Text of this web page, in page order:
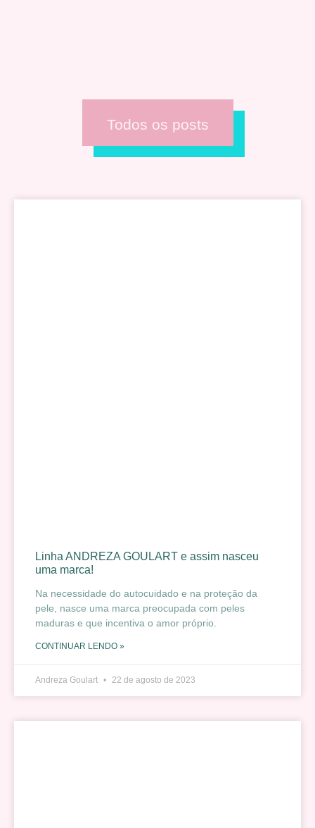
Todos os posts
Linha ANDREZA GOULART e assim nasceu
uma marca!
Na necessidade do autocuidado e na proteção da
pele, nasce uma marca preocupada com peles
maduras e que incentiva o amor próprio.
CONTINUAR LENDO »
Andreza Goulart 22 de agosto de 2023